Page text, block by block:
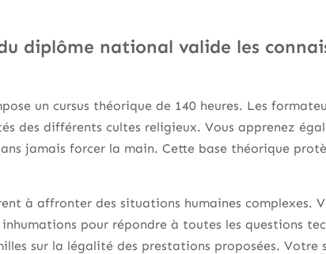
diplôme national valide les
un cursus théorique de 140 heures. Les
des différents cultes religieux. Vous apprenez
jamais forcer la main. Cette base théorique
à affronter des situations humaines complexes.
pour répondre à toutes les questions
sur la légalité des prestations proposées. Votre